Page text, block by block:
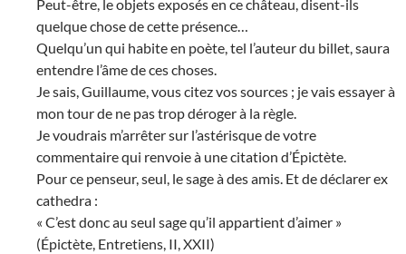
Peut-être, le objets exposés en ce château, disent-ils
quelque chose de cette présence…
Quelqu’un qui habite en poète, tel l’auteur du billet, saura
entendre l’âme de ces choses.
Je sais, Guillaume, vous citez vos sources ; je vais essayer à
mon tour de ne pas trop déroger à la règle.
Je voudrais m’arrêter sur l’astérisque de votre
commentaire qui renvoie à une citation d’Épictète.
Pour ce penseur, seul, le sage à des amis. Et de déclarer ex
cathedra :
« C’est donc au seul sage qu’il appartient d’aimer »
(Épictète, Entretiens, II, XXII)